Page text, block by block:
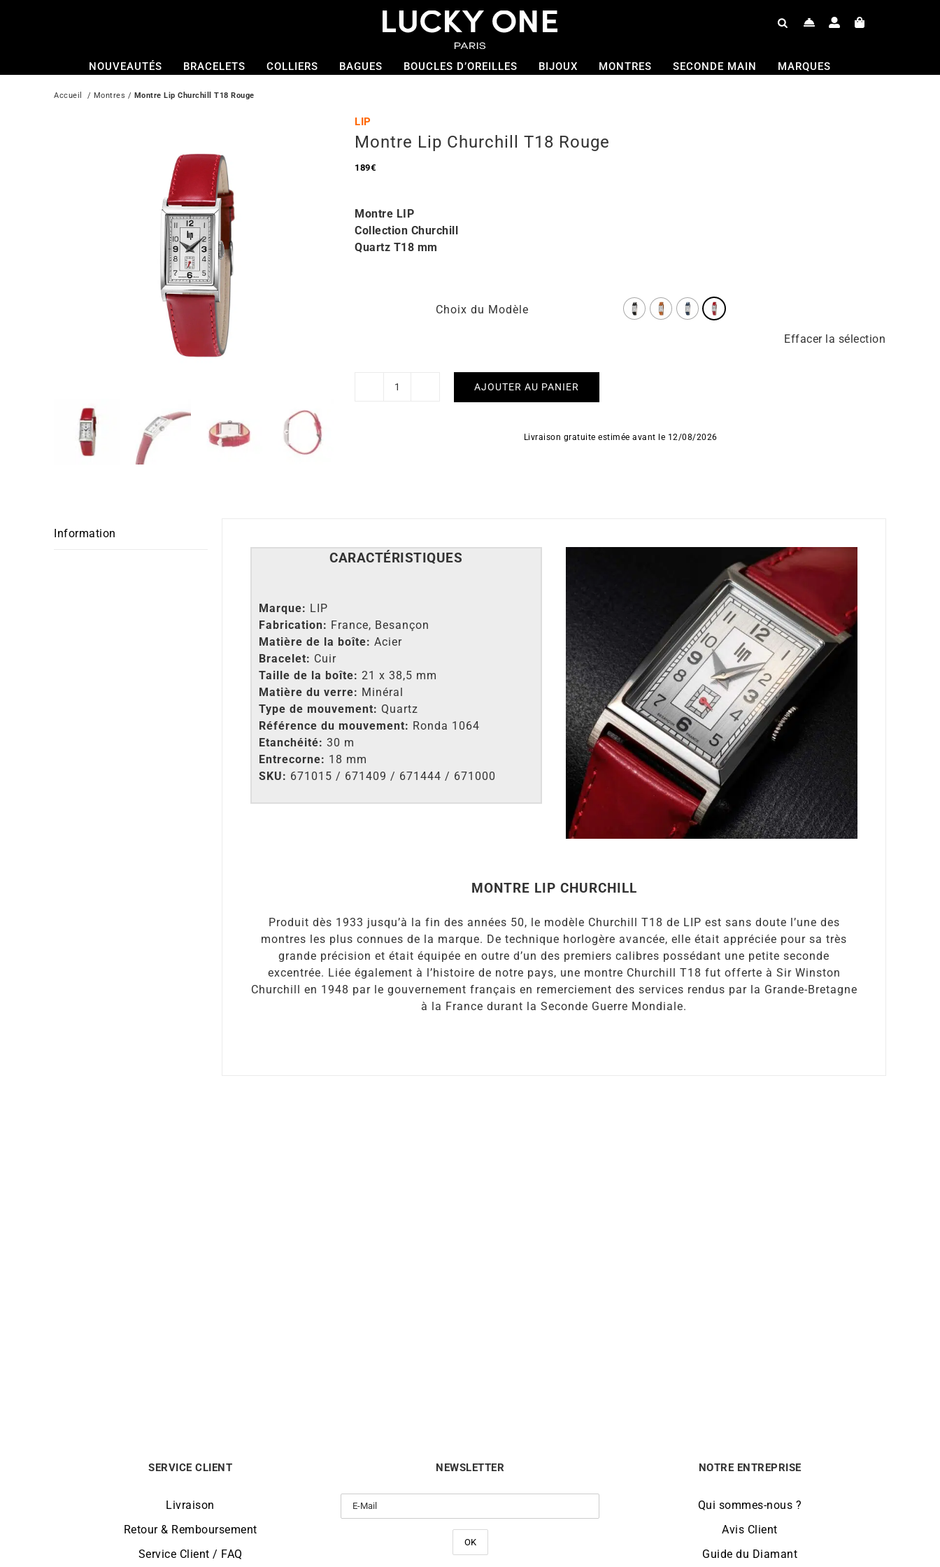
NOUVEAUTÉS BRACELETS COLLIERS BAGUES BOUCLES D’OREILLES BIJOUX MONTRES SECONDE MAIN MARQUES
Accueil
  /
Montres / Montre Lip Churchill T18 Rouge
LIP
Montre Lip Churchill T18 Rouge
189€
Montre LIP
Collection Churchill
Quartz T18 mm
Choix du Modèle
Effacer la sélection
quantité
AJOUTER AU PANIER
Livraison gratuite estimée avant le 12/08/2026
Information
CARACTÉ RISTIQUES
Marque: LIP
Fabrication: France, Besançon
Matière de la boîte: Acier
Bracelet: Cuir
Taille de la boîte: 21 x 38,5 mm
Matière du verre: Minéral
Type de mouvement: Quartz
Référence du mouvement: Ronda 1064
Etanchéité: 30 m
Entrecorne: 18 mm
SKU: 671015 / 671409 / 671444 / 671000
MONTRE LIP CHURCHILL
Produit dès 1933 jusqu’à la fin des années 50, le modèle Churchill T18 de LIP est sans doute l’une des
montres les plus connues de la marque. De technique horlogère avancée, elle était appréciée pour sa très
grande précision et était équipée en outre d’un des premiers calibres possédant une petite seconde
excentrée. Liée également à l’histoire de notre pays, une montre Churchill T18 fut offerte à Sir Winston
Churchill en 1948 par le gouvernement français en remerciement des services rendus par la Grande-Bretagne
à la France durant la Seconde Guerre Mondiale.
SERVICE CLIENT
Livraison
Retour & Remboursement
Service Client / FAQ
NEWSLETTER NOTRE ENTREPRISE
Qui sommes-nous ?
Avis Client
Guide du Diamant